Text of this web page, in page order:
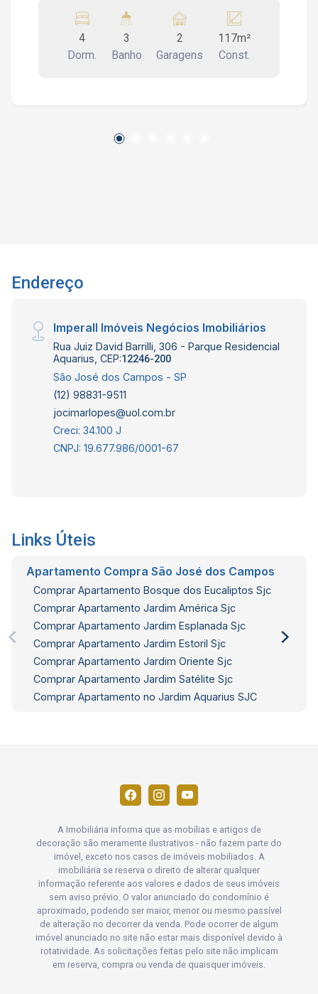
banheiro social, ampla sala de 2 ambientes com
piso porcelanato, varanda, cozinha planejada e
área de serviços. Condomínio com piscina
(12) 99189-7273 WhatsApp e Claro.
4
Dorm.
3
Banho
2
Garagens
117m²
Const.
Endereço
Imperall Imóveis Negócios Imobiliários
Rua Juiz David Barrilli, 306 - Parque Residencial
Aquarius, CEP:12246-200
São José dos Campos - SP
(12) 98831-9511
jocimarlopes@uol.com.br
Creci: 34.100 J
CNPJ: 19.677.986/0001-67
Links Úteis
Apartamento Compra São José dos Campos
Comprar Apartamento Bosque dos Eucaliptos Sjc
Comprar Apartamento Jardim América Sjc
Comprar Apartamento Jardim Esplanada Sjc
Comprar Apartamento Jardim Estoril Sjc
Comprar Apartamento Jardim Oriente Sjc
Comprar Apartamento Jardim Satélite Sjc
Comprar Apartamento no Jardim Aquarius SJC
A Imobiliária informa que as mobílias e artigos de
decoração são meramente ilustrativos - não fazem parte do
imóvel, exceto nos casos de imóveis mobiliados. A
imobiliária se reserva o direito de alterar qualquer
informação referente aos valores e dados de seus imóveis
sem aviso prévio. O valor anunciado do condomínio é
aproximado, podendo ser maior, menor ou mesmo passível
de alteração no decorrer da venda. Pode ocorrer de algum
imóvel anunciado no site não estar mais disponível devido à
rotatividade. As solicitações feitas pelo site não implicam
em reserva, compra ou venda de quaisquer imóveis.